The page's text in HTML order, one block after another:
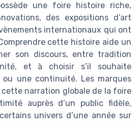
une foire histoire riche,
des expositions d’art
internationaux qui ont
cette histoire aide un
son discours, entre tradition
et à choisir s’il souhaite
ou une continuité. Les marques
narration globale de la foire
auprès d’un public fidèle,
univers d’une année sur